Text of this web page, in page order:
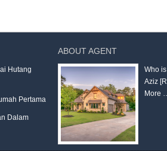
Hutang
Pertama
Dalam
ABOUT AGENT
Who
Aziz
More